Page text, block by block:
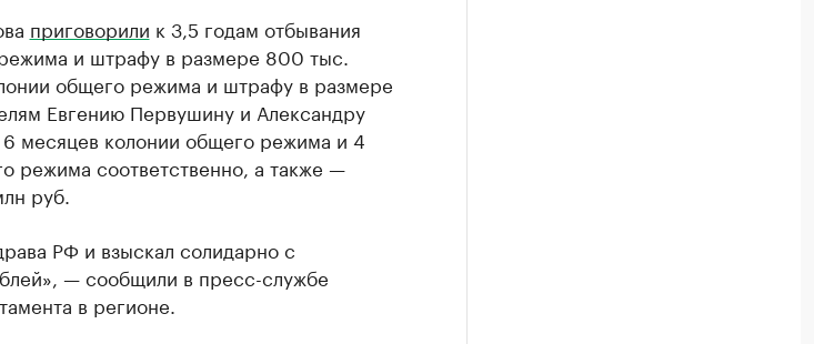
приговорили к 3,5 годам отбывания
и штрафу в размере 800 тыс.
общего режима и штрафу в размере
Евгению Первушину и Александру
месяцев колонии общего режима и 4
режима соответственно, а также —
руб.
РФ и взыскал солидарно с
— сообщили в пресс-службе
в регионе.